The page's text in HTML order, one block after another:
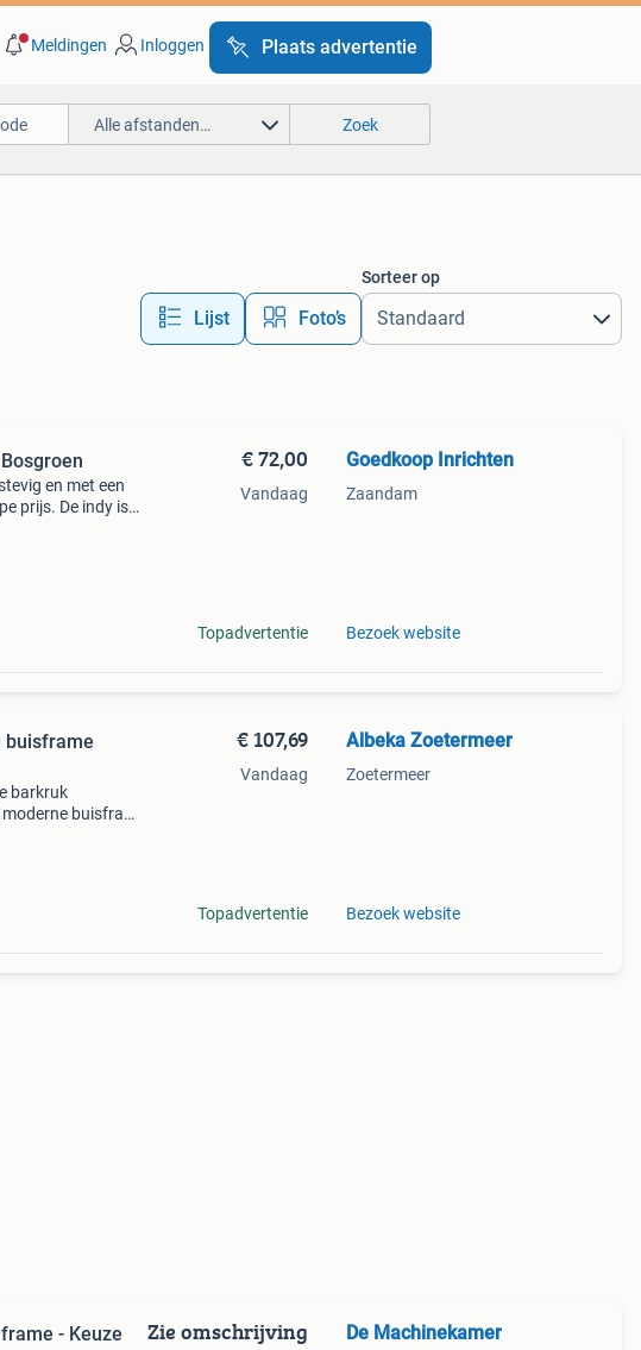
Meldingen Inloggen Plaats advertentie
Alle afstanden… Zoek
Lijst Foto’s
Sorteer op
Indy EMZ Bosgroen
en met een
prijs. De indy is
€ 72,00
Vandaag
Topadvertentie
Goedkoop Inrichten
Zaandam
Bezoek website
buisframe
barkruk
buisframe
€ 107,69
Vandaag
Topadvertentie
Albeka Zoetermeer
Zoetermeer
Bezoek website
- Keuze
Zie omschrijving De Machinekamer